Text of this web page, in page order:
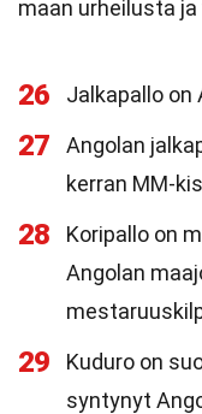
maan urheilusta
26 Jalkapallo on
27
Angolan
kerran MM-
28
Koripallo on
Angolan
29
Kuduro on
syntynyt